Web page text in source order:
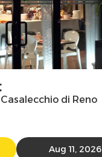
di Reno
Aug 11, 2026